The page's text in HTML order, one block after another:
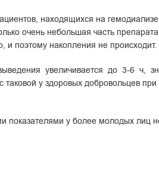
находящихся на
очень небольшая часть
и поэтому накопления не происходит.
увеличивается до 3-6 ч,
у здоровых добровольцев
у более молодых лиц